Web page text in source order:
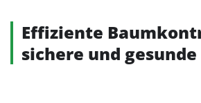
Effiziente
sichere und